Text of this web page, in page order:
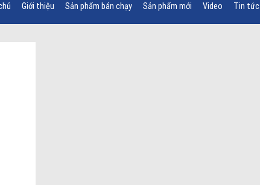
Giới thiệu Sản phẩm bán chạy Sản phẩm mới Video Tin tức